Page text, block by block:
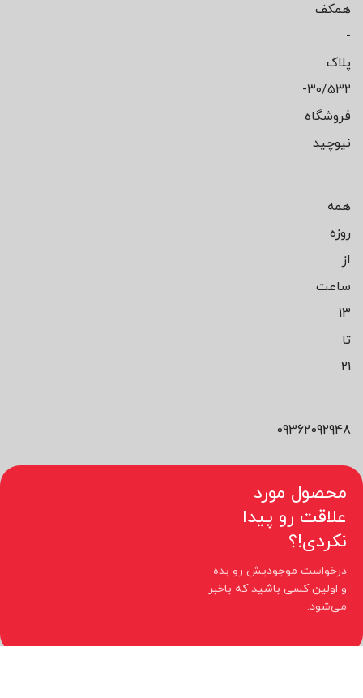
همکف
-
پلاک
۳۰/۵۳۲-
فروشگاه
نیوچید
همه
روزه
از
ساعت
13
تا
21
09362092948
محصول مورد
علاقت رو پیدا
نکردی!؟
درخواست موجودیش رو بده
و اولین کسی باشید که باخبر
می‌شود.